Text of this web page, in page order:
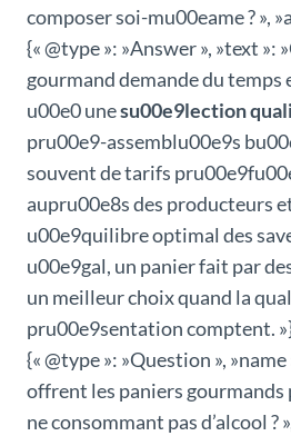
composer soi-mu00eame ? »,
{« @type »: »Answer », »text »:
gourmand demande du temps
u00e0 unesu00e9lection
pru00e9-assemblu00e9s
souvent de tarifs
aupru00e8s des producteurs
u00e9quilibre optimal des
u00e9gal, un panier fait par
un meilleur choix quand la
pru00e9sentation comptent.
{« @type »: »Question »,
offrent les paniers gourmands
ne consommant pas d’alcool ?